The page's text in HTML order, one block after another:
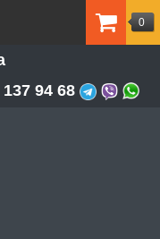
94 68
0